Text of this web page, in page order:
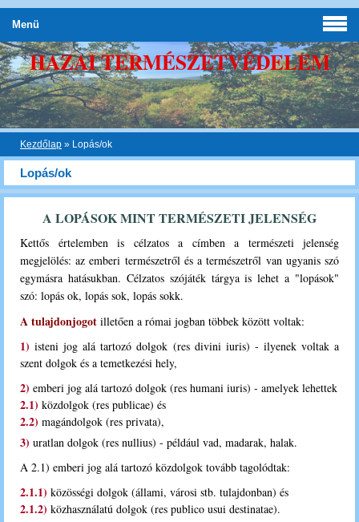
HAZAI TERMÉSZETVÉDELEM
Kezdőlap » Lopás/ok
Lopás/ok
A LOPÁSOK MINT TERMÉSZETI JELENSÉG
Kettős értelemben is célzatos a címben a természeti jelenség
megjelölés: az emberi természetről és a természetről van ugyanis szó
egymásra hatásukban. Célzatos szójáték tárgya is lehet a "lopások"
szó: lopás ok, lopás sok, lopás sokk.
A tulajdonjogot illetően a római jogban többek között voltak:
1) isteni jog alá tartozó dolgok (res divini iuris) - ilyenek voltak a
szent dolgok és a temetkezési hely,
2) emberi jog alá tartozó dolgok (res humani iuris) - amelyek lehettek
2.1) közdolgok (res publicae) és
2.2) magándolgok (res privata),
3) uratlan dolgok (res nullius) - például vad, madarak, halak.
A 2.1) emberi jog alá tartozó közdolgok tovább tagolódtak:
2.1.1) közösségi dolgok (állami, városi stb. tulajdonban) és
2.1.2) közhasználatú dolgok (res publico usui destinatae).
Menü